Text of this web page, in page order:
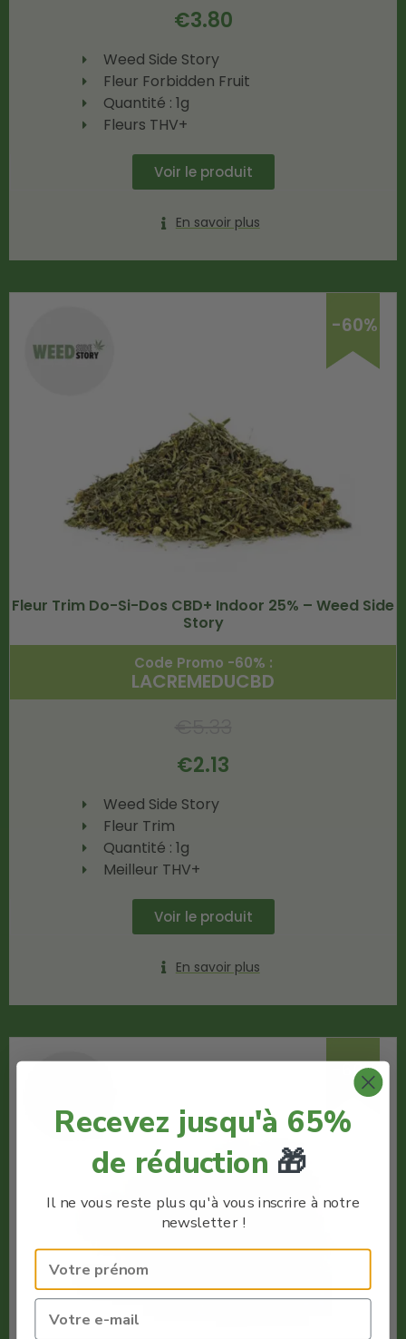
€3.80
Weed Side Story
Fleur Forbidden Fruit
Quantité : 1g
Fleurs THV+
Voir le produit
En savoir plus
-60%
Fleur Trim Do-Si-Dos CBD+ Indoor 25% – Weed Side
Story
Code Promo -60% :
LACREMEDUCBD
€2.13
Weed Side Story
Fleur Trim
Quantité : 1g
Meilleur THV+
Voir le produit
En savoir plus
-60%
Recevez jusqu'à 65%
de réduction 🎁
Il ne vous reste plus qu'à vous inscrire à notre
newsletter !